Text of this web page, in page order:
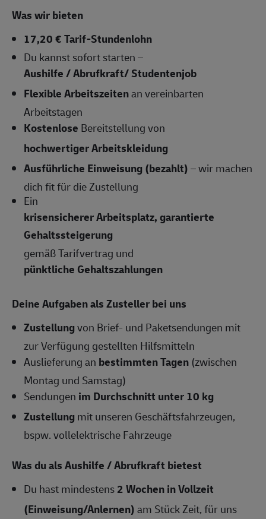
Was wir bieten
17,20 € Tarif-Stundenlohn
Du kannst sofort starten –
Aushilfe / Abrufkraft/ Studentenjob
Flexible Arbeitszeitenan vereinbarten
Arbeitstagen
Kostenlose Bereitstellung von
hochwertiger Arbeitskleidung
Ausführliche Einweisung (bezahlt)– wir machen
dich fit für die Zustellung
Ein
krisensicherer Arbeitsplatz, garantierte
Gehaltssteigerung
gemäß Tarifvertrag und
pünktliche Gehaltszahlungen
Deine Aufgaben als Zusteller bei uns
Zustellungvon Brief- und Paketsendungen mit
zur Verfügung gestellten Hilfsmitteln
Auslieferung an bestimmten Tagen (zwischen
Montag und Samstag)
Sendungen im Durchschnitt unter 10 kg
Zustellungmit unseren Geschäftsfahrzeugen,
bspw. vollelektrische Fahrzeuge
Was du als Aushilfe / Abrufkraft bietest
Du hast mindestens2Wochen in Vollzeit
(Einweisung/Anlernen)am Stück Zeit, für uns